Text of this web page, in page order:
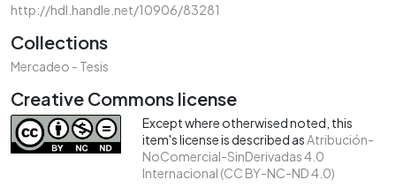
http://hdl.handle.net/10906/83281
Collections
Mercadeo - Tesis
Creative Commons license
Except where otherwised noted, this
item's license is described asAtribución-
NoComercial-SinDerivadas 4.0
Internacional (CC BY-NC-ND 4.0)